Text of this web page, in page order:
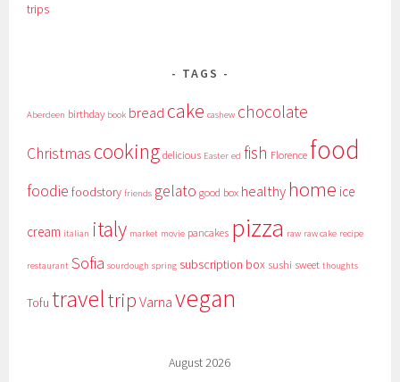
trips
TAGS
Aberdeen birthday book bread cake cashew chocolate
Christmas cooking delicious Easter ed fish Florence food
foodie foodstory friends gelato good box healthyhome ice
cream italian italy market movie pancakes pizza raw raw cake recipe
restaurant Sofia sourdough spring subscription box sushi sweet thoughts
Tofu traveltrip Varna vegan
August 2026